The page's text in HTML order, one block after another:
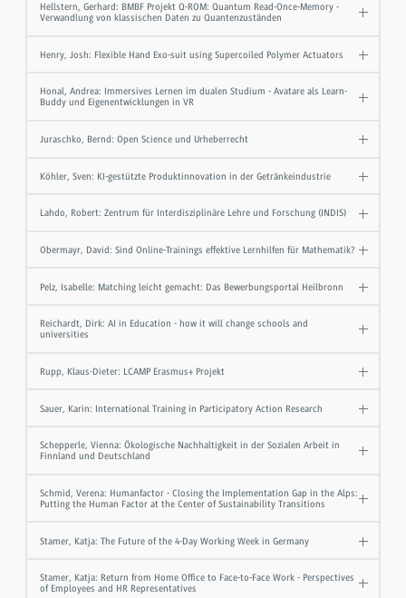
Hellstern, Gerhard: BMBF Projekt Q-ROM: Quantum Read-Once-Memory -
Verwandlung von klassischen Daten zu Quantenzuständen
Henry, Josh: Flexible Hand Exo-suit using Supercoiled Polymer Actuators
Honal, Andrea: Immersives Lernen im dualen Studium - Avatare als Learn-
Buddy und Eigenentwicklungen in VR
Juraschko, Bernd: Open Science und Urheberrecht
Köhler, Sven: KI-gestützte Produktinnovation in der Getränkeindustrie
Lahdo, Robert: Zentrum für Interdisziplinäre Lehre und Forschung (INDIS)
Obermayr, David: Sind Online-Trainings effektive Lernhilfen für Mathematik?
Pelz, Isabelle: Matching leicht gemacht: Das Bewerbungsportal Heilbronn
Reichardt, Dirk: AI in Education - how it will change schools and
universities
Rupp, Klaus-Dieter: LCAMP Erasmus+ Projekt
Sauer, Karin: International Training in Participatory Action Research
Schepperle, Vienna: Ökologische Nachhaltigkeit in der Sozialen Arbeit in
Finnland und Deutschland
Schmid, Verena: Humanfactor - Closing the Implementation Gap in the Alps:
Putting the Human Factor at the Center of Sustainability Transitions
Stamer, Katja: The Future of the 4-Day Working Week in Germany
Stamer, Katja: Return from Home Office to Face-to-Face Work - Perspectives
of Employees and HR Representatives